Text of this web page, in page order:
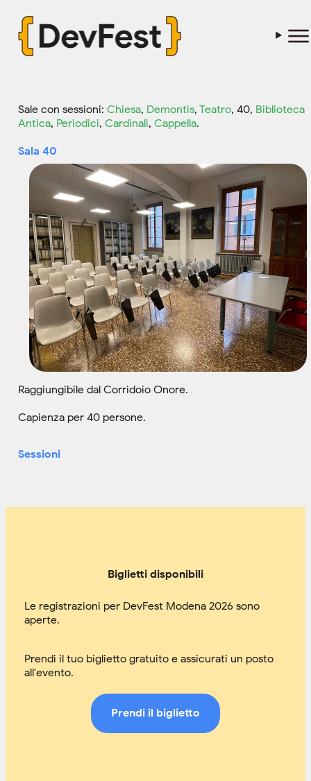
Sale con sessioni:Chiesa, Demontis,Teatro, 40, Biblioteca
Antica, Periodici,Cardinali,Cappella.
Sala 40
Raggiungibile dal Corridoio Onore.
Capienza per 40 persone.
Sessioni
Biglietti disponibili
Le registrazioni per DevFest Modena 2026 sono
aperte.
Prendi il tuo biglietto gratuito e assicurati un posto
all'evento.
Prendi il biglietto